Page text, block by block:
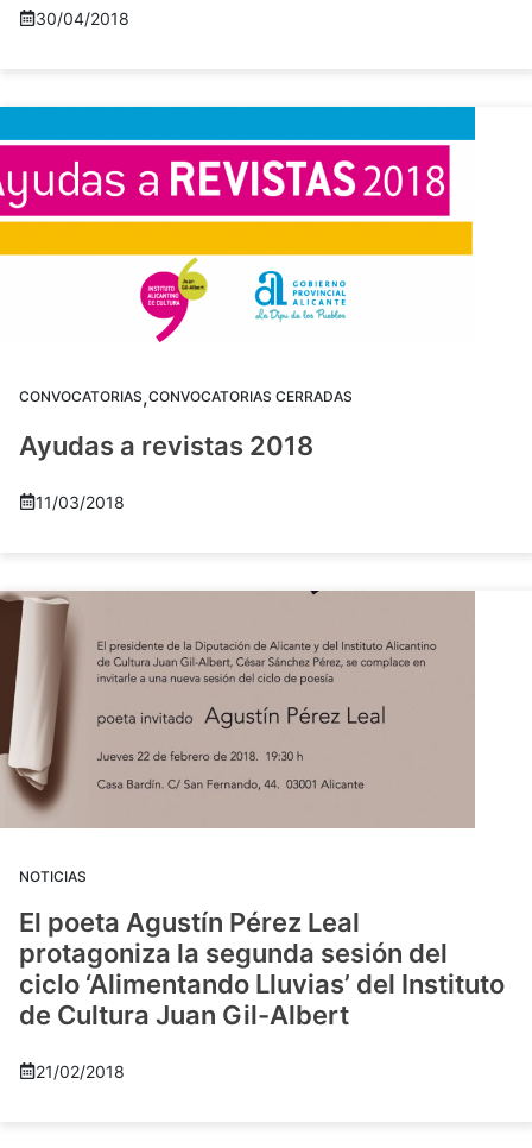
30/04/2018
CONVOCATORIAS,CONVOCATORIAS CERRADAS
Ayudas a revistas 2018
11/03/2018
NOTICIAS
El poeta Agustín Pérez Leal
protagoniza la segunda sesión del
ciclo ‘Alimentando Lluvias’ del Instituto
de Cultura Juan Gil-Albert
21/02/2018